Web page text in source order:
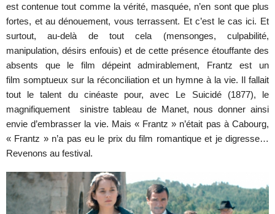
est contenue tout comme la vérité, masquée, n’en sont que plus
fortes, et au dénouement, vous terrassent. Et c’est le cas ici. Et
surtout, au-delà de tout cela (mensonges, culpabilité,
manipulation, désirs enfouis) et de cette présence étouffante des
absents que le film dépeint admirablement, Frantz est un
film somptueux sur la réconciliation et un hymne à la vie. Il fallait
tout le talent du cinéaste pour, avec Le Suicidé (1877), le
magnifiquement sinistre tableau de Manet, nous donner ainsi
envie d’embrasser la vie. Mais « Frantz » n’était pas à Cabourg,
« Frantz » n’a pas eu le prix du film romantique et je digresse…
Revenons au festival.